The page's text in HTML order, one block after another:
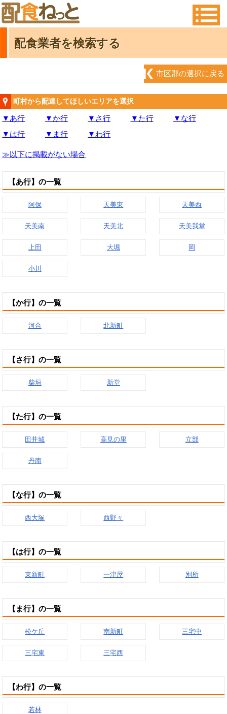
配食業者を検索する
市区郡の選択に戻る
町村から配達してほしいエリアを選択
▼あ行 ▼か行 ▼さ行 ▼た行
▼な行
▼は行
▼ま行 ▼わ行
以下に掲載がない場合
【あ行】の一覧
阿保 天美東 天美西
天美南 天美北 天美我堂
上田 大堀 岡
小川
【か行】の一覧
河合 北新町
【さ行】の一覧
柴垣 新堂
【た行】の一覧
田井城 高見の里 立部
丹南
【な行】の一覧
西大塚 西野々
【は行】の一覧
東新町 一津屋 別所
【ま行】の一覧
松ケ丘 南新町 三宅中
三宅東 三宅西
【わ行】の一覧
若林